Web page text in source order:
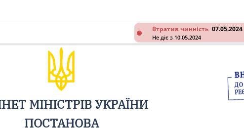
Втратив чинність 07.05.2024
Не діє з 10.05.2024